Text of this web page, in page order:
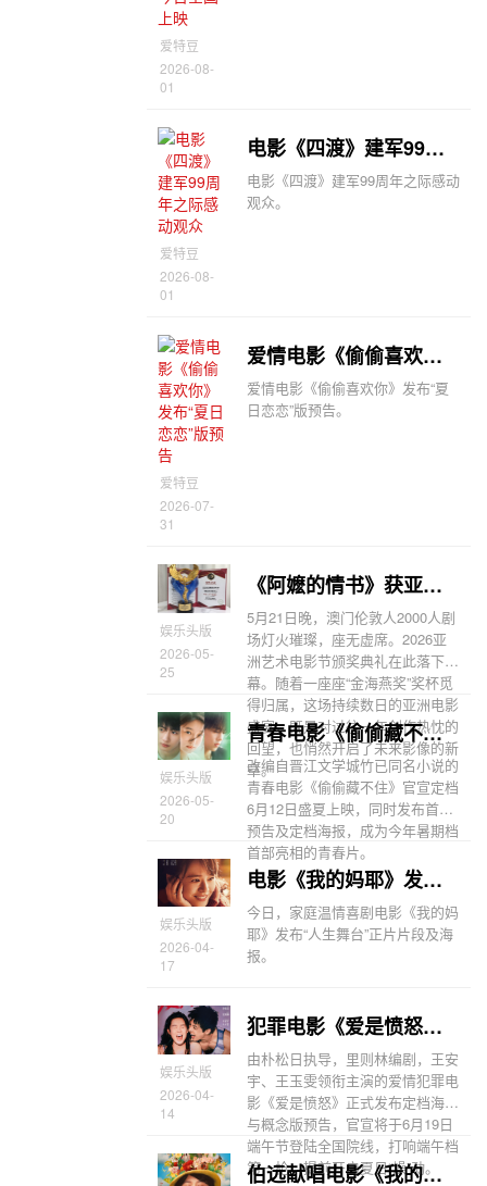
爱特豆
2026-08-
01
爱特豆
2026-08-
01
电影《四渡》建军99周年之际感动观众
电影《四渡》建军99周年之际感动
观众。
爱特豆
2026-07-
31
爱情电影《偷偷喜欢你》发布“夏日恋恋”版预告
爱情电影《偷偷喜欢你》发布“夏
日恋恋”版预告。
娱乐头版
2026-05-
25
《阿嬷的情书》获亚洲年度最佳艺术片《少年苏醒》获最佳儿童电影
5月21日晚，澳门伦敦人2000人剧
场灯火璀璨，座无虚席。2026亚
洲艺术电影节颁奖典礼在此落下帷
幕。随着一座座“金海燕奖”奖杯觅
得归属，这场持续数日的亚洲电影
盛宴，既是对过往一年创作热忱的
回望，也悄然开启了未来影像的新
章。
娱乐头版
2026-05-
20
青春电影《偷偷藏不住》定档6月12日 细腻情节诠释少女暗恋心事
改编自晋江文学城竹已同名小说的
青春电影《偷偷藏不住》官宣定档
6月12日盛夏上映，同时发布首支
预告及定档海报，成为今年暑期档
首部亮相的青春片。
娱乐头版
2026-04-
17
电影《我的妈耶》发布“人生舞台”片段 笑泪中尽兴起舞
今日，家庭温情喜剧电影《我的妈
耶》发布“人生舞台”正片片段及海
报。
娱乐头版
2026-04-
14
犯罪电影《爱是愤怒》定档6月19日 王安宇王玉雯领衔主演
由朴松日执导，里则林编剧，王安
宇、王玉雯领衔主演的爱情犯罪电
影《爱是愤怒》正式发布定档海报
与概念版预告，官宣将于6月19日
端午节登陆全国院线，打响端午档
第一枪，提前开启夏日“燥”动。伯远献唱电影《我的妈耶》插曲《手心里的太阳》